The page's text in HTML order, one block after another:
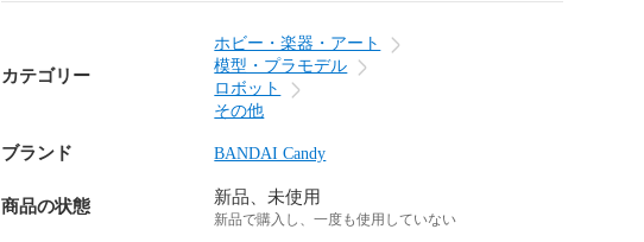
カテゴリー
ホビー・楽器・アート
模型・プラモデル
ロボット
その他
ブランド BANDAI Candy
商品の状態 新品、未使用
新品で購入し、一度も使用していない